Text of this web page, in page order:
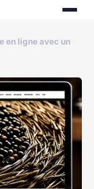
en ligne avec un